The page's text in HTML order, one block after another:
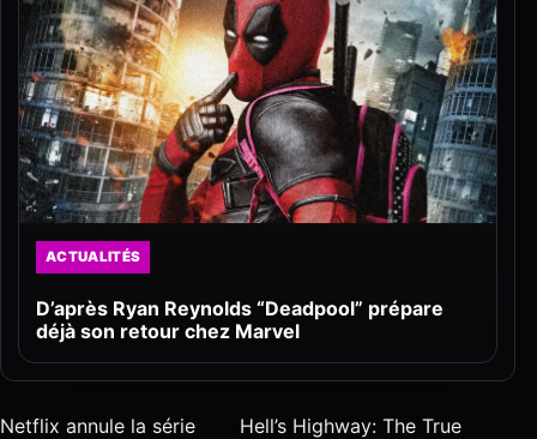
ACTUALITÉS
D’après Ryan Reynolds “Deadpool” prépare
déjà son retour chez Marvel
Netflix annule la série
Hell’s Highway: The True